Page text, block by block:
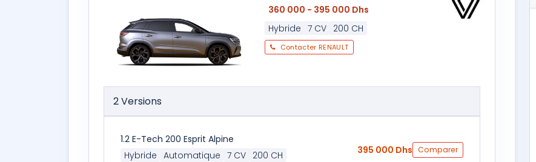
360 000 - 395 000 Dhs
Hybride 7 CV 200 CH
Contacter RENAULT
2 Versions
1.2 E-Tech 200 Esprit Alpine
Hybride Automatique 7 CV 200 CH 395 000 Dhs Comparer